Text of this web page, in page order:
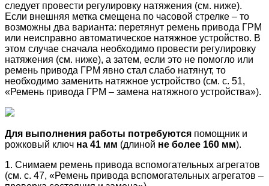
следует провести регулировку натяжения (см. ниже).
Если внешняя метка смещена по часовой стрелке – то
возможны два варианта: перетянут ремень привода ГРМ
или неисправно автоматическое натяжное устройство. В
этом случае сначала необходимо провести регулировку
натяжения (см. ниже), а затем, если это не помогло или
ремень привода ГРМ явно стал слабо натянут, то
необходимо заменить натяжное устройство (см. с. 51,
«Ремень привода ГРМ – замена натяжного устройства»).
Для выполнения работы потребуются помощник и
рожковый ключ на 41 мм (длиной не более 160 мм).
1. Снимаем ремень привода вспомогательных агрегатов
(см. с. 47, «Ремень привода вспомогательных агрегатов –